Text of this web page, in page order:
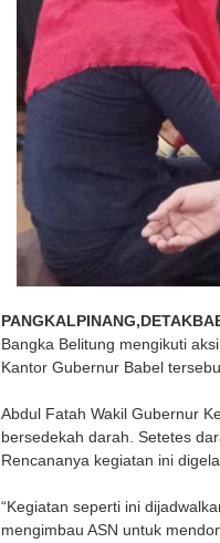
Bangka Belitung mengikuti
Kantor Gubernur Babel
Abdul Fatah Wakil Gubernur
bersedekah darah. Setetes
Rencananya kegiatan ini
“Kegiatan seperti ini
mengimbau ASN untuk